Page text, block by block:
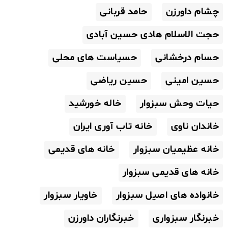
چشام داورزن
حامد قربانی
حجت الاسلام هادی حسین آبادی
حسام درخشانی
حسیاست های محلی
حسین امینی
حسین ریاضی
حیات وحش سبزوار
خاله خورشید
خاندان ناوی
خانه تاب آوری ایران
خانه عظیمیان سبزوار
خانه های قدیمی
خانه های قدیمی سبزوار
خانواده های اصیل سبزوار
خاویار سبزوار
خبرنگار سبزواری
خبرنگاران داورزن